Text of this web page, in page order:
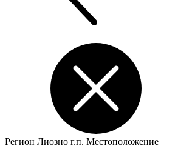
Регион Лиозно г.п. Местоположение